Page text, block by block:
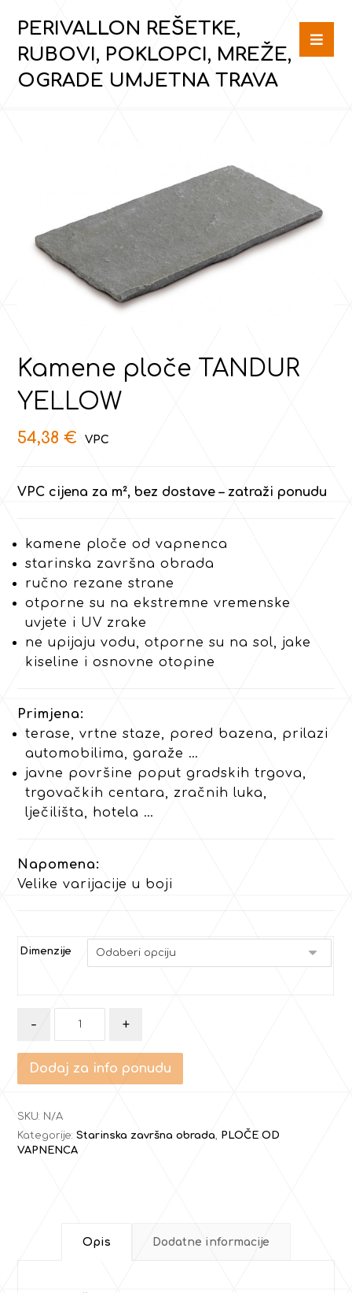
PERIVALLON REŠETKE,
RUBOVI, POKLOPCI, MREŽE,
OGRADE UMJETNA TRAVA
Kamene ploče TANDUR
YELLOW
54,38€
VPC cijena za m², bez dostave – zatraži ponudu
kamene ploče od vapnenca
starinska završna obrada
ručno rezane strane
otporne su na ekstremne vremenske
uvjete i UV zrake
ne upijaju vodu, otporne su na sol, jake
kiseline i osnovne otopine
Primjena:
terase, vrtne staze, pored bazena, prilazi
automobilima, garaže …
javne površine poput gradskih trgova,
trgovačkih centara, zračnih luka,
lječilišta, hotela …
Napomena:
Velike varijacije u boji
Dimenzije
- +
Dodaj za info ponudu
SKU: N/A
Kategorije:Starinska završna obrada, PLOČE OD
VAPNENCA
Opis Dodatne informacije